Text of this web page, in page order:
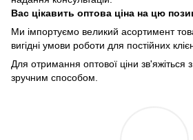
Вас цікавить оптова ціна на цю
Ми імпортуємо великий асортимент
вигідні умови роботи для постійних
Для отримання оптової ціни зв'яжіться
зручним способом.